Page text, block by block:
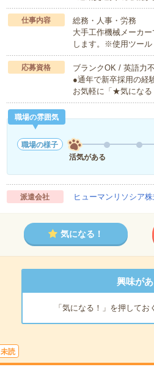
仕事内容
総務・人事・労務
大手工作機械メーカ
します。※使用ツー
応募資格
ブランクOK / 英語力
●通年で新卒採用の経
お気軽に「★気にな
職場の雰囲気
職場の様子
活気がある
派遣会社 ヒューマンリソシア
気になる！
興味が
「気になる！」を押してお
未読